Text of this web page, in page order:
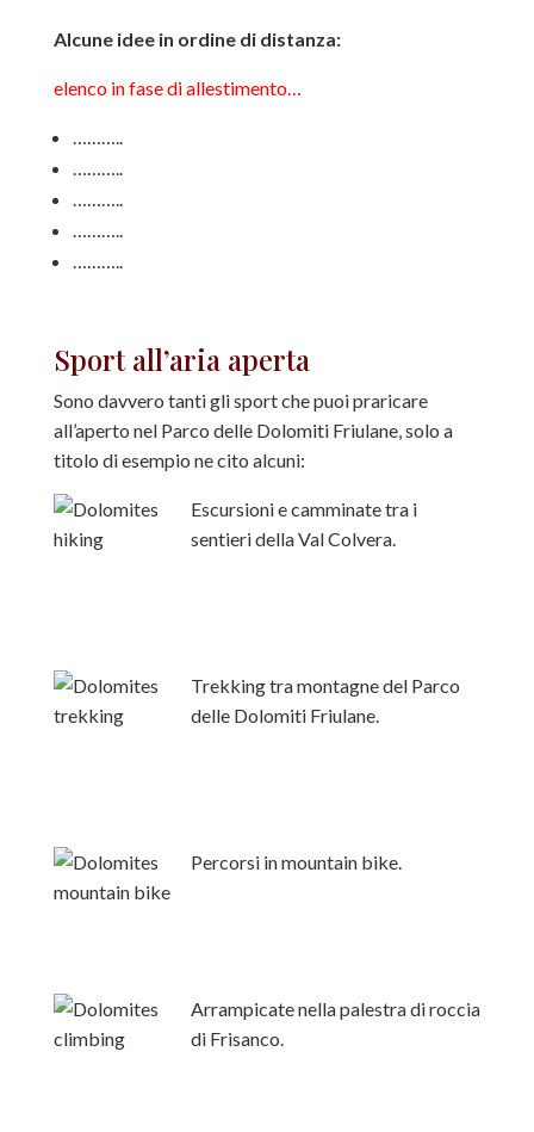
Alcune idee in ordine di distanza:
elenco in fase di allestimento…
………..
………..
………..
………..
………..
Sport all’aria aperta
Sono davvero tanti gli sport che puoi praricare
all’aperto nel Parco delle Dolomiti Friulane, solo a
titolo di esempio ne cito alcuni:
Escursioni e camminate tra i
sentieri della Val Colvera.
Trekking tra montagne del Parco
delle Dolomiti Friulane.
Percorsi in mountain bike.
Arrampicate nella palestra di roccia
di Frisanco.